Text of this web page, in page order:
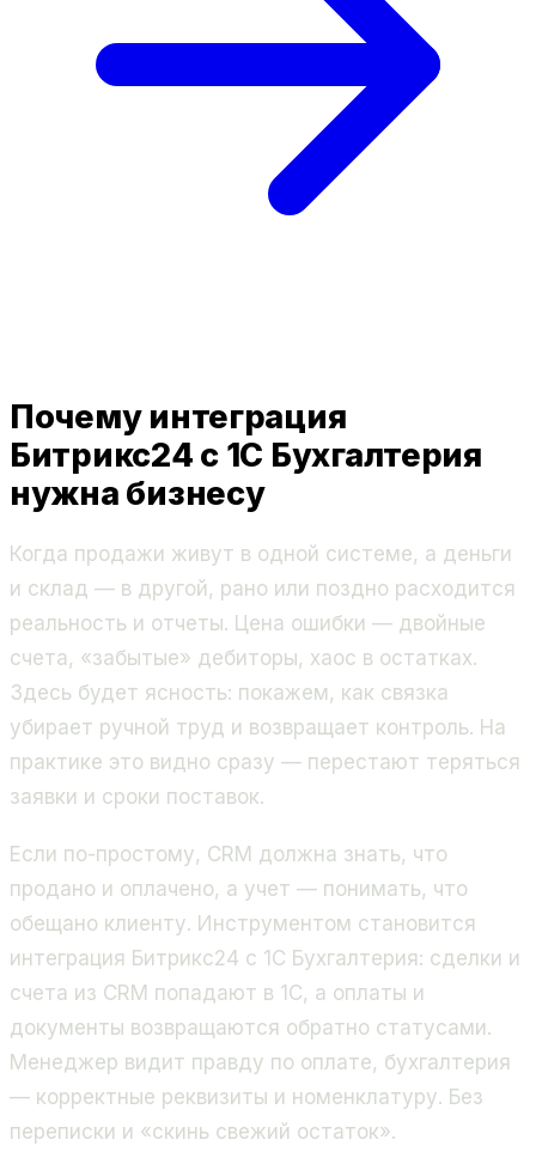
Почему интеграция
Битрикс24 с 1С Бухгалтерия
нужна бизнесу
Когда продажи живут в одной системе, а деньги
и склад — в другой, рано или поздно расходится
реальность и отчеты. Цена ошибки — двойные
счета, «забытые» дебиторы, хаос в остатках.
Здесь будет ясность: покажем, как связка
убирает ручной труд и возвращает контроль. На
практике это видно сразу — перестают теряться
заявки и сроки поставок.
Если по-простому, CRM должна знать, что
продано и оплачено, а учет — понимать, что
обещано клиенту. Инструментом становится
интеграция Битрикс24 с 1С Бухгалтерия: сделки и
счета из CRM попадают в 1С, а оплаты и
документы возвращаются обратно статусами.
Менеджер видит правду по оплате, бухгалтерия
— корректные реквизиты и номенклатуру. Без
переписки и «скинь свежий остаток».